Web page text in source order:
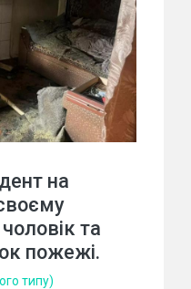
на
та
пожежі.
типу)